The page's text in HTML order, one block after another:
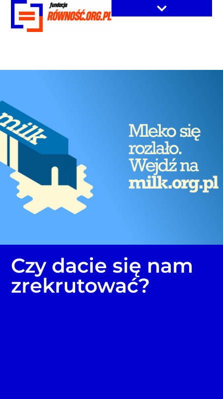
Czy dacie się nam
zrekrutować?